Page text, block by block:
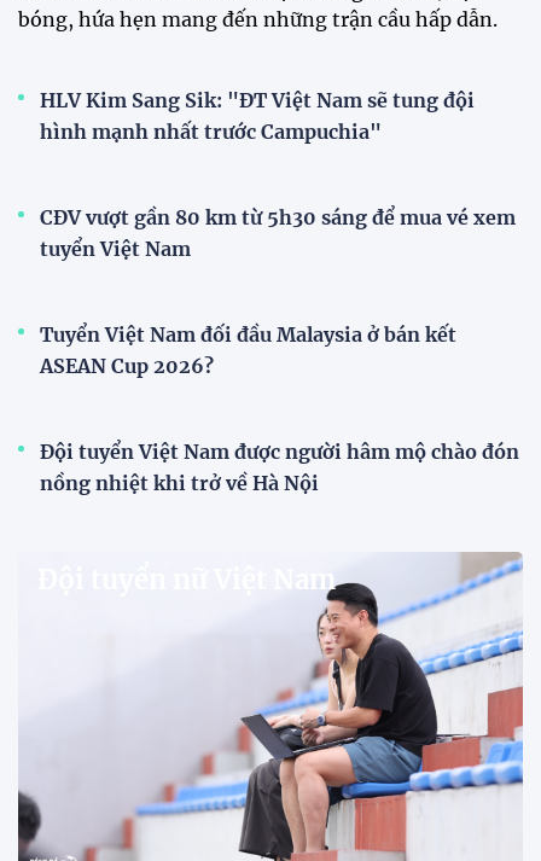
HLV Kim Sang-sik: "Tuyển Việt
Nam sẽ mang sự tự tin này vào
23:26 24/07/2026
V-League
V.League chính thức khoác "áo mới" trước mùa
VPF chính thức ra mắt bộ nhận diện thương hiệu và
slogan mới cho hệ thống các giải bóng đá chuyên
nghiệp quốc gia, mở ra diện mạo mới cho V.League
trước mùa giải 2026-2027.
HLV Văn Sỹ Sơn: "Tôi đặt bút ký bằng niềm tin và
khát vọng"